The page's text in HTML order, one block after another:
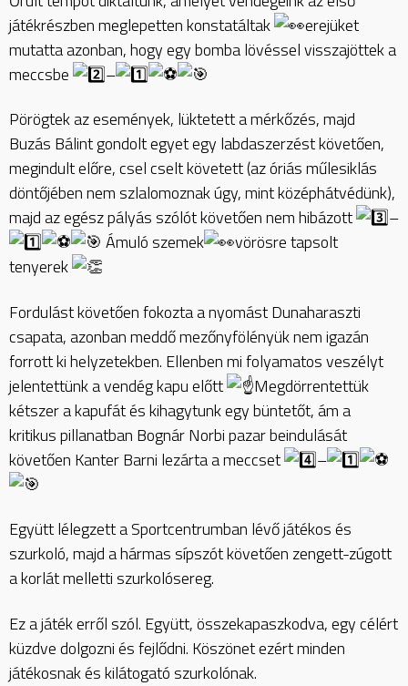
játékrészben meglepetten konstatáltak
erejüket
mutatta azonban, hogy egy bomba lövéssel visszajöttek a
meccsbe
–
Pörögtek az események, lüktetett a mérkőzés, majd
Buzás Bálint gondolt egyet egy labdaszerzést követően,
megindult előre, csel cselt követett (az óriás műlesiklás
döntőjében nem szlalomoznak úgy, mint középhátvédünk),
majd az egész pályás szólót követően nem hibázott
–
Ámuló szemek
vörösre tapsolt
tenyerek
Fordulást követően fokozta a nyomást Dunaharaszti
csapata, azonban meddő mezőnyfölényük nem igazán
forrott ki helyzetekben. Ellenben mi folyamatos veszélyt
jelentettünk a vendég kapu előtt
Megdörrentettük
kétszer a kapufát és kihagytunk egy büntetőt, ám a
kritikus pillanatban Bognár Norbi pazar beindulását
követően Kanter Barni lezárta a meccset
–
Együtt lélegzett a Sportcentrumban lévő játékos és
szurkoló, majd a hármas sípszót követően zengett-zúgott
a korlát melletti szurkolósereg.
Ez a játék erről szól. Együtt, összekapaszkodva, egy célért
küzdve dolgozni és fejlődni. Köszönet ezért minden
játékosnak és kilátogató szurkolónak.